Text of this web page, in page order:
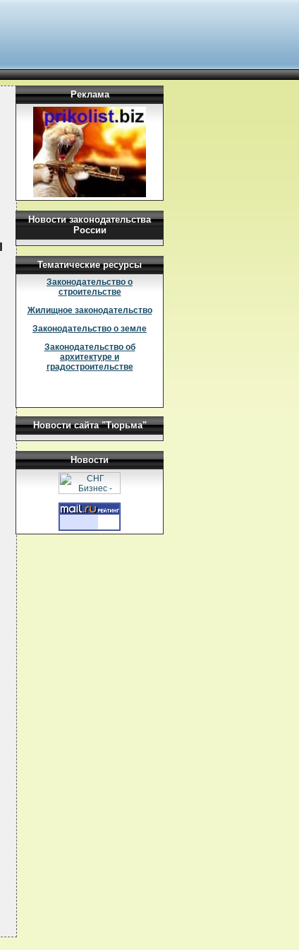
Реклама
Новости законодательства
России
Тематические ресурсы
Законодательство о
строительстве
Жилищное законодательство
Законодательство о земле
Законодательство об
архитектуре и
градостроительстве
Новости сайта "Тюрьма"
Новости